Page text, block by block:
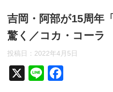
吉岡・阿部が15周年
驚く／コカ・コーラ
投稿日：2022年4月5日
X
Li